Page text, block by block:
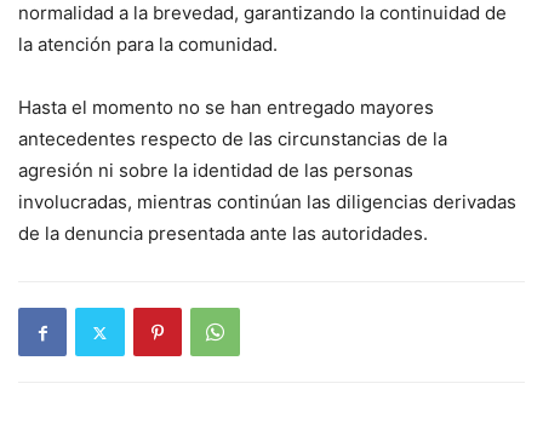
normalidad a la brevedad, garantizando la continuidad de
la atención para la comunidad.
Hasta el momento no se han entregado mayores
antecedentes respecto de las circunstancias de la
agresión ni sobre la identidad de las personas
involucradas, mientras continúan las diligencias derivadas
de la denuncia presentada ante las autoridades.